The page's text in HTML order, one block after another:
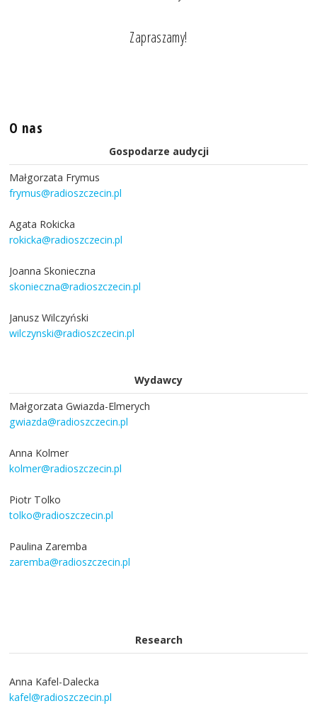
Zapraszamy!
O nas
Gospodarze audycji
Małgorzata Frymus
frymus@radioszczecin.pl
Agata Rokicka
rokicka@radioszczecin.pl
Joanna Skonieczna
skonieczna@radioszczecin.pl
Janusz Wilczyński
wilczynski@radioszczecin.pl
Wydawcy
Małgorzata Gwiazda-Elmerych
gwiazda@radioszczecin.pl
Anna Kolmer
kolmer@radioszczecin.pl
Piotr Tolko
tolko@radioszczecin.pl
Paulina Zaremba
zaremba@radioszczecin.pl
Research
Anna Kafel-Dalecka
kafel@radioszczecin.pl